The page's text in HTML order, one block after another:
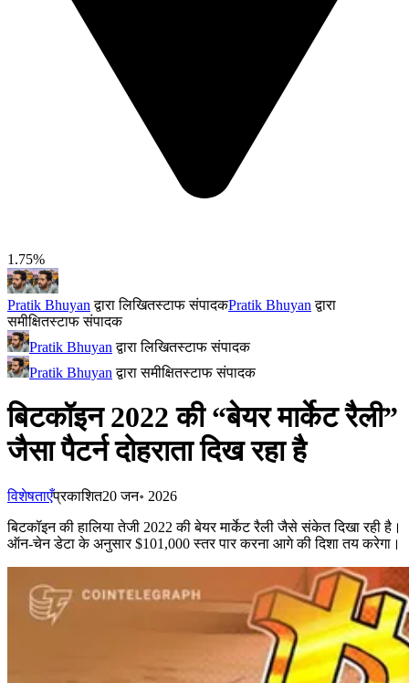
1.75%
Pratik Bhuyan द्वारा लिखितस्टाफ संपादकPratik Bhuyan द्वारा
समीक्षितस्टाफ संपादक
Pratik Bhuyan द्वारा लिखितस्टाफ संपादक
Pratik Bhuyan द्वारा समीक्षितस्टाफ संपादक
बिटकॉइन 2022 की “बेयर मार्केट रैली”
जैसा पैटर्न दोहराता दिख रहा है
विशेषताएँप्रकाशित20 जन॰ 2026
बिटकॉइन की हालिया तेजी 2022 की बेयर मार्केट रैली जैसे संकेत दिखा रही है।
ऑन-चेन डेटा के अनुसार $101,000 स्तर पार करना आगे की दिशा तय करेगा।